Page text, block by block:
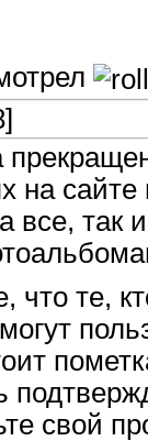
на
все, так
те,
свой